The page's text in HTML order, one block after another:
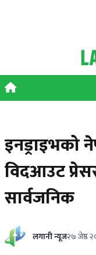
इनड्राइभको
विदआउट
सार्वजनिक
लगानी न्यूज२७ जेष्ठ